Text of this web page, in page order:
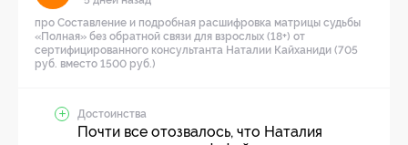
про Составление и подробная расшифровка матрицы судьбы
«Полная» без обратной связи для взрослых (18+) от
сертифицированного консультанта Наталии Кайханиди (705
руб. вместо 1500 руб.)
Достоинства
Почти все отозвалось, что Наталия